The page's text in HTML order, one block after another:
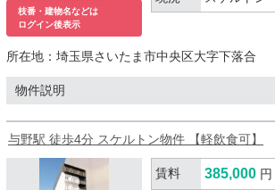
枝番・建物名などは
ログイン後表示
所在地： 埼玉県さいたま市中央区大字下落合
物件説明
与野駅 徒歩4分 スケルトン物件 【軽飲食可】
賃料 385,000 円